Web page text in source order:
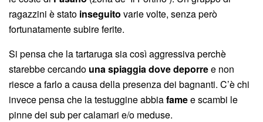
ragazzini è stato inseguito varie volte, senza però
fortunatamente subire ferite.
Si pensa che la tartaruga sia così aggressiva perchè
starebbe cercando una spiaggia dove deporree non
riesce a farlo a causa della presenza dei bagnanti. C’è chi
invece pensa che la testuggine abbiafamee scambi le
pinne dei sub per calamari e/o meduse.